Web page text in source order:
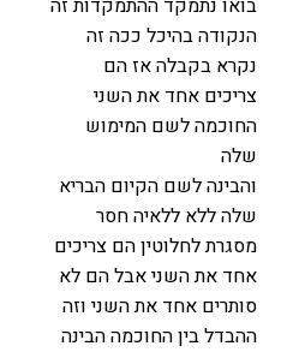
הנקודה בהיכל ככה זה
נקרא בקבלה אז הם
צריכים אחד את השני
החוכמה לשם המימוש
שלה
והבינה לשם הקיום הבריא
שלה ללא ללאיה חסר
מסגרת לחלוטין הם צריכים
אחד את השני אבל הם לא
סותרים אחד את השני וזה
ההבדל בין החוכמה הבינה